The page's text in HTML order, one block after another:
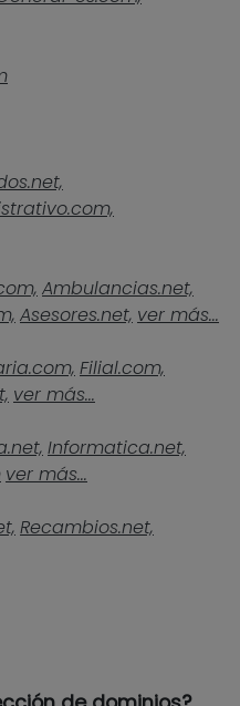
Ambulancias.net,
Asesores.net, ver más...
Filial.com,
ver más...
Informatica.net,
ver más...
Recambios.net,